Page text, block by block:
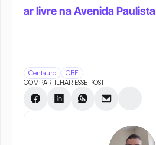
ar livre na Avenida Paulista
Centauro CBF
COMPARTILHAR ESSE POST